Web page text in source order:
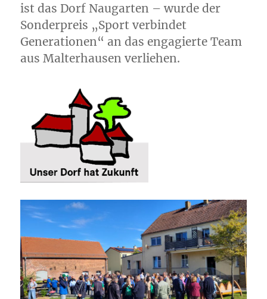
ist das Dorf Naugarten – wurde der
Sonderpreis „Sport verbindet
Generationen“ an das engagierte Team
aus Malterhausen verliehen.